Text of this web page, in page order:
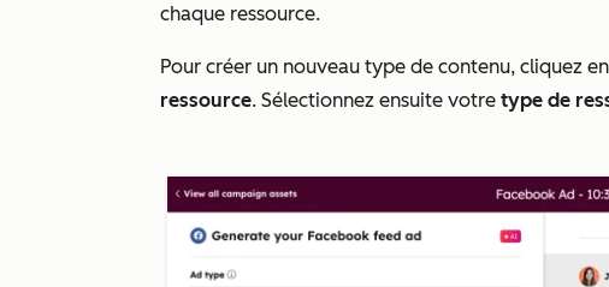
chaque ressource.
Pour créer un nouveau type de contenu, cliquez
ressource. Sélectionnez ensuite votre type de